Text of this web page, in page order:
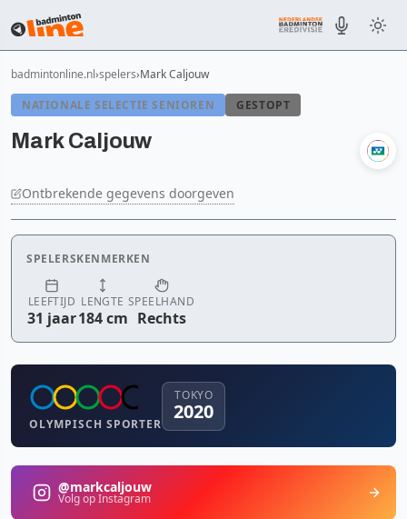
badmintonline.nl spelers Mark Caljouw
NATIONALE SELECTIE SENIOREN
GESTOPT
Mark Caljouw
Ontbrekende gegevens doorgeven
SPELERSKENMERKEN
LEEFTIJD
31 jaar
LENGTE
184 cm
SPEELHAND
Rechts
OLYMPISCH SPORTER
TOKYO
2020
@markcaljouw
Volg op Instagram